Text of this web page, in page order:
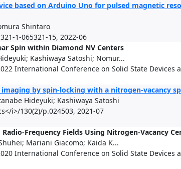
based on Arduino Uno for pulsed magnetic
Shintaro
1-065321-15, 2022-06
Spin within Diamond NV Centers
Kashiwaya Satoshi; Nomur...
International Conference on Solid State Devices
by spin-locking with a nitrogen-vacancy
Hideyuki; Kashiwaya Satoshi
i>/130(2)/p.024503, 2021-07
Frequency Fields Using Nitrogen-Vacancy
Mariani Giacomo; Kaida K...
International Conference on Solid State Devices